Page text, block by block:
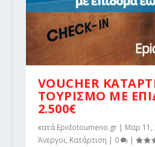
VOUCHER
ΤΟΥΡΙΣΜΟ ΜΕ
2.500€
κατά Epidotoumeno.gr| Μαρ 11,
Άνεργοι, Κατάρτιση | 0 |